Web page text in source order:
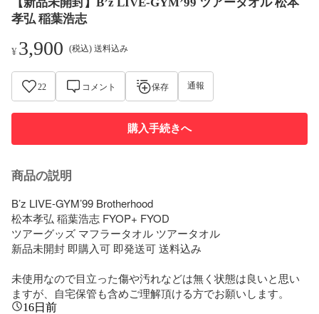
孝弘 稲葉浩志
¥3,900 (税込) 送料込み
22 コメント 保存 通報
購入手続きへ
商品の説明
B’z LIVE-GYM’99 Brotherhood
松本孝弘 稲葉浩志 FYOP+ FYOD
ツアーグッズ マフラータオル ツアータオル
新品未開封 即購入可 即発送可 送料込み
未使用なので目立った傷や汚れなどは無く状態は良いと思い
ますが、自宅保管も含めご理解頂ける方でお願いします。
16日前